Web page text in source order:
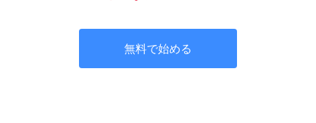
無料で始める